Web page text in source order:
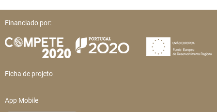
Financiado por:
Ficha de projeto
App Mobile